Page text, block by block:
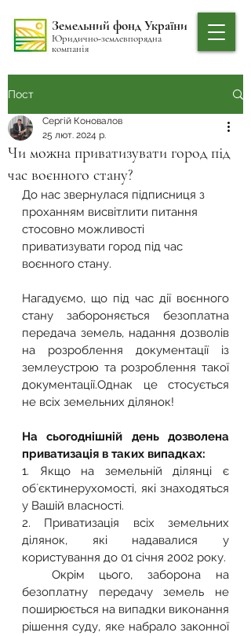
Земельний фонд України
Юридично-землевпорядна
компанія
Пост
Чи можна приватизувати город під
час воєнного стану?
Сергій Коновалов
25 лют. 2024 р.
До нас звернулася підписниця з
проханням висвітлити питання
стосовно можливості
приватизувати город під час
воєнного стану.
Нагадуємо, що під час дії воєнного
стану забороняється безоплатна
передача земель, надання дозволів
на розроблення документації із
землеустрою та розроблення такої
документації.Однак це стосується
не всіх земельних ділянок!
На сьогоднішній день дозволена
приватизація в таких випадках:
1. Якщо на земельній ділянці є
обʼєктинерухомості, які знаходяться
у Вашій власності.
2. Приватизація всіх земельних
ділянок, які надавалися у
користування до 01 січня 2002 року.
Окрім цього, заборона на
безоплатну передачу земель не
поширюється на випадки виконання
рішення суду, яке набрало законної